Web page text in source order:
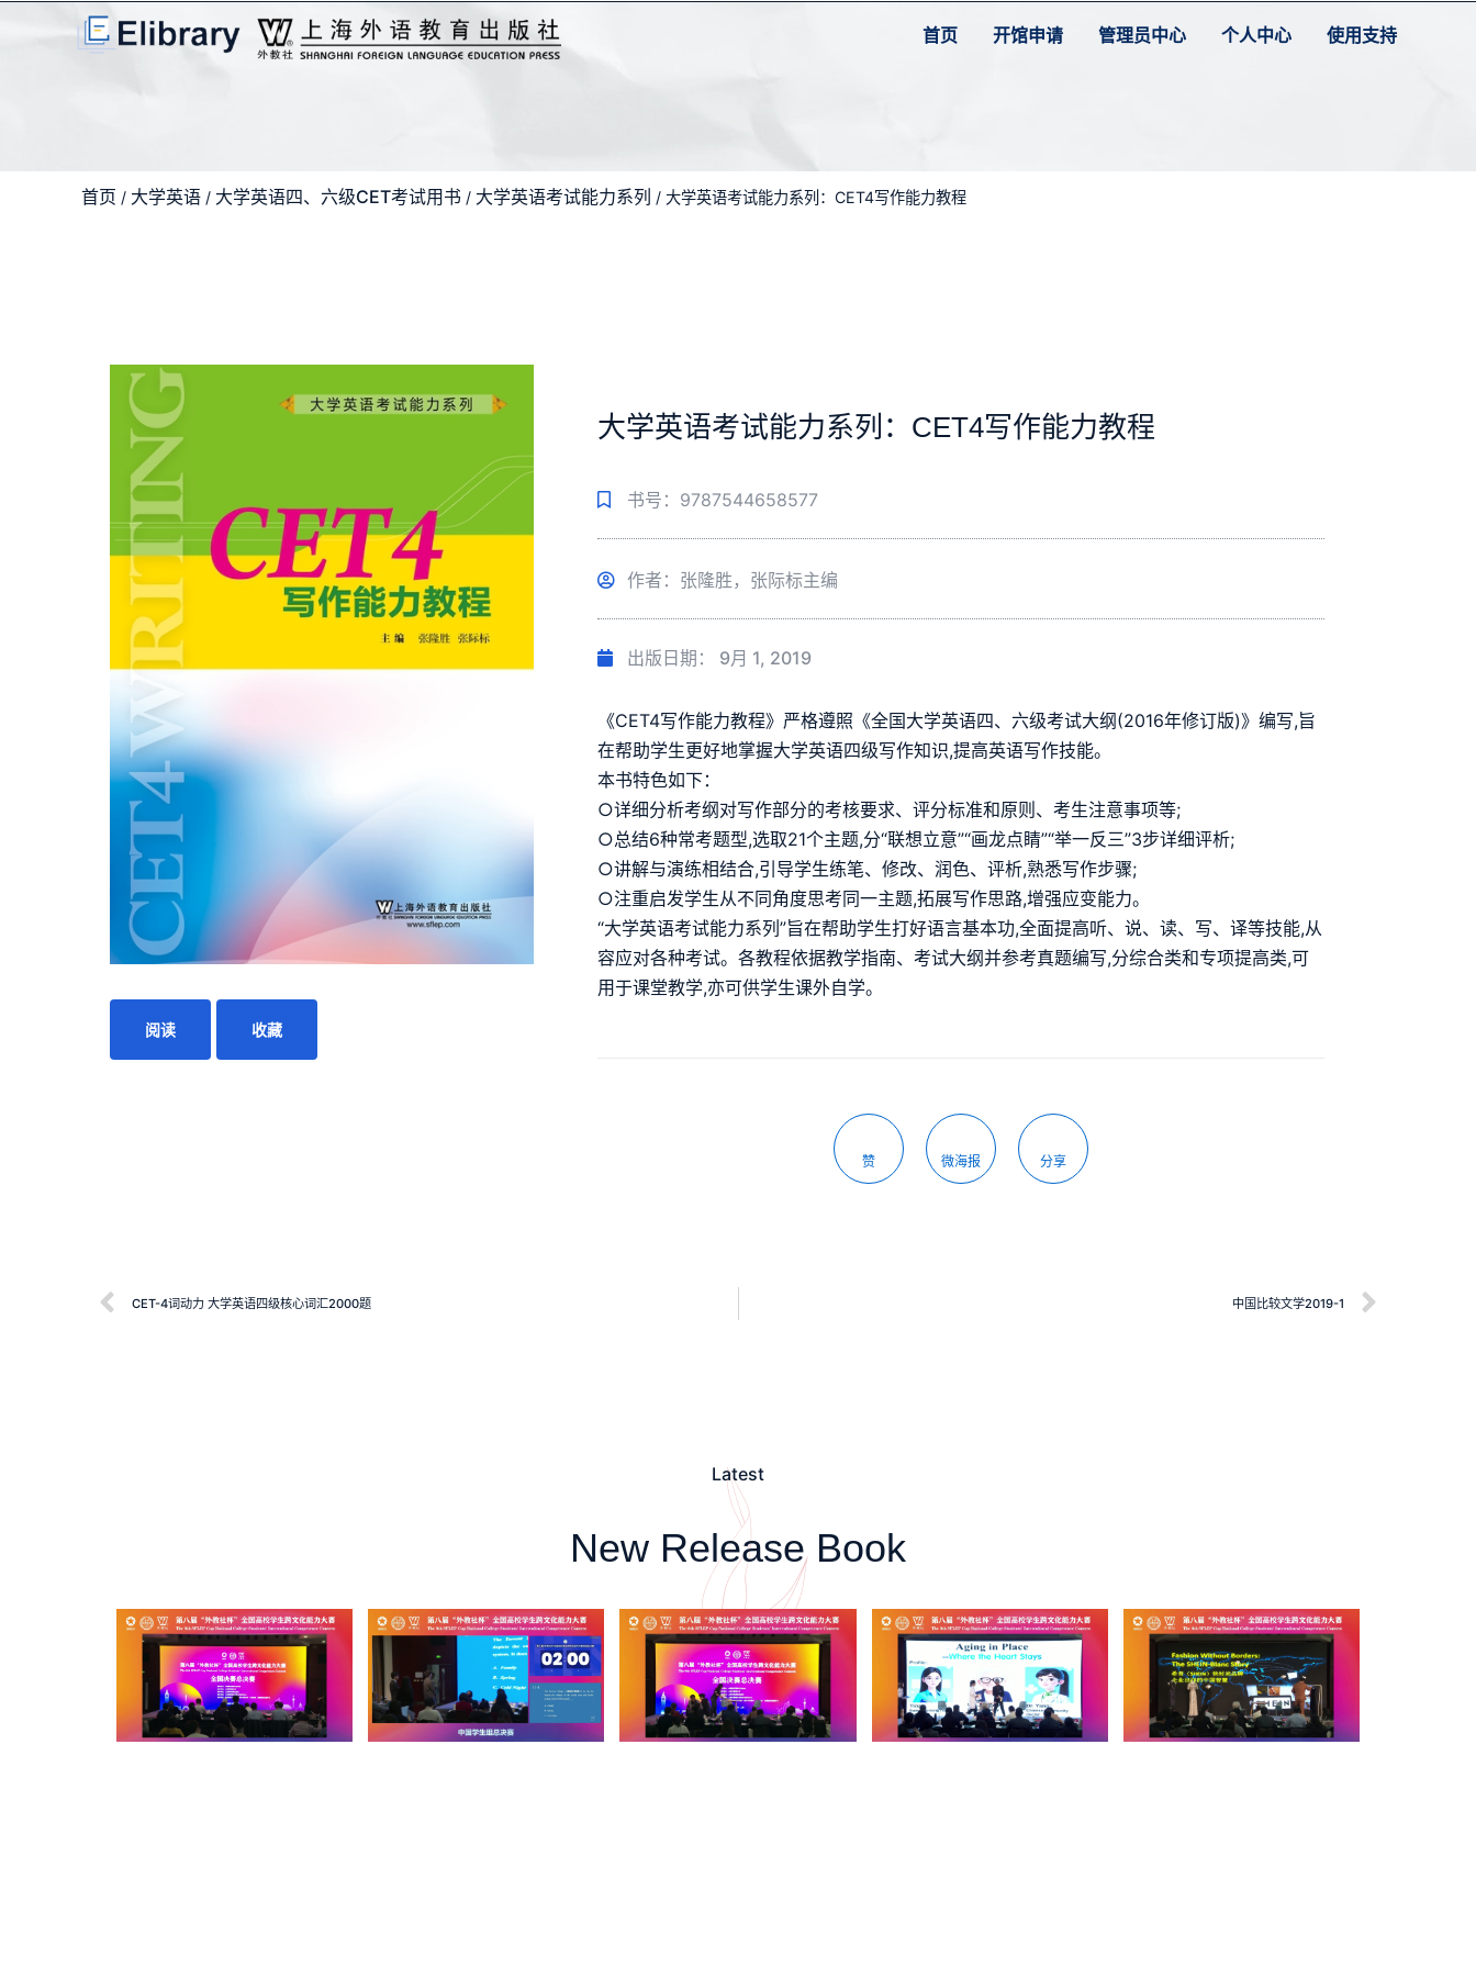
首页 开馆申请 管理员中心 个人中心 使用支持
首页 / 大学英语 / 大学英语四、六级CET考试用书 / 大学英语考试能力系列 / 大学英语考试能力系列：CET4写作能力教程
阅读 收藏
大学英语考试能力系列：CET4写作能力教程
书号：9787544658577
作者：张隆胜，张际标主编
出版日期： 9月 1, 2019
《CET4写作能力教程》严格遵照《全国大学英语四、六级考试大纲(2016年修订版)》编写,旨
在帮助学生更好地掌握大学英语四级写作知识,提高英语写作技能。
本书特色如下：
○详细分析考纲对写作部分的考核要求、评分标准和原则、考生注意事项等;
○总结6种常考题型,选取21个主题,分“联想立意”“画龙点睛”“举一反三”3步详细评析;
○讲解与演练相结合,引导学生练笔、修改、润色、评析,熟悉写作步骤;
○注重启发学生从不同角度思考同一主题,拓展写作思路,增强应变能力。
“大学英语考试能力系列”旨在帮助学生打好语言基本功,全面提高听、说、读、写、译等技能,从
容应对各种考试。各教程依据教学指南、考试大纲并参考真题编写,分综合类和专项提高类,可
用于课堂教学,亦可供学生课外自学。
赞 微海报 分享
CET-4词动力 大学英语四级核心词汇2000题 中国比较文学2019-1
Latest
New Release Book